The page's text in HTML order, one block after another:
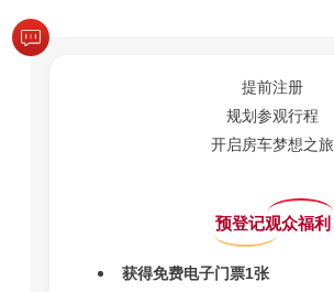
提前注册
规划参观行程
开启房车梦想之旅
预登记观众福利
获得免费电子门票1张